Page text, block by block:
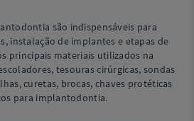
são indispensáveis para
instalação de implantes e etapas de
principais materiais utilizados na
tesouras cirúrgicas, sondas
curetas, brocas, chaves protéticas
para implantodontia.